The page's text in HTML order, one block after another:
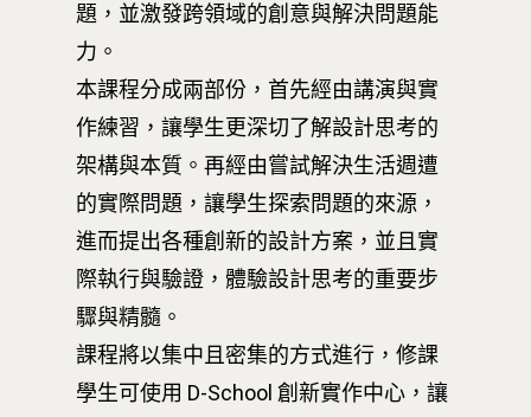
題，並激發跨領域的創意與解決問題能
力。
本課程分成兩部份，首先經由講演與實
作練習，讓學生更深切了解設計思考的
架構與本質。再經由嘗試解決生活週遭
的實際問題，讓學生探索問題的來源，
進而提出各種創新的設計方案，並且實
際執行與驗證，體驗設計思考的重要步
驟與精髓。
課程將以集中且密集的方式進行，修課
學生可使用 D-School 創新實作中心，讓